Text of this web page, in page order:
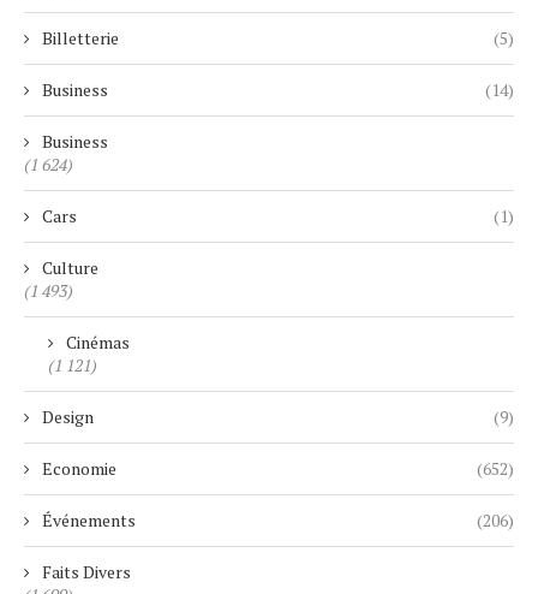
Billetterie (5)
Business (14)
Business
(1 624)
Cars (1)
Culture
(1 493)
Cinémas
(1 121)
Design (9)
Economie (652)
Événements (206)
Faits Divers